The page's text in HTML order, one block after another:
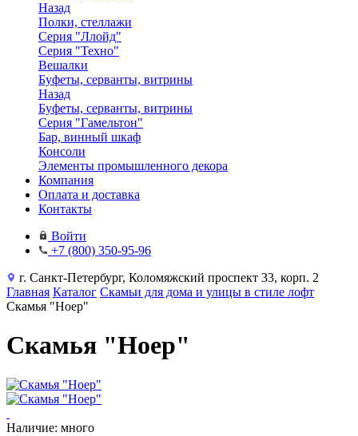
Назад
Полки, стеллажи
Серия "Ллойд"
Серия "Техно"
Вешалки
Буфеты, серванты, витрины
Назад
Буфеты, серванты, витрины
Серия "Гамельтон"
Бар, винный шкаф
Консоли
Элементы промышленного декора
Компания
Оплата и доставка
Контакты
Войти
+7 (800) 350-95-96
г. Санкт-Петербург, Коломяжский проспект 33, корп. 2
Главная Каталог Скамьи для дома и улицы в стиле лофт
Скамья "Ноер"
Скамья "Ноер"
Наличие: много